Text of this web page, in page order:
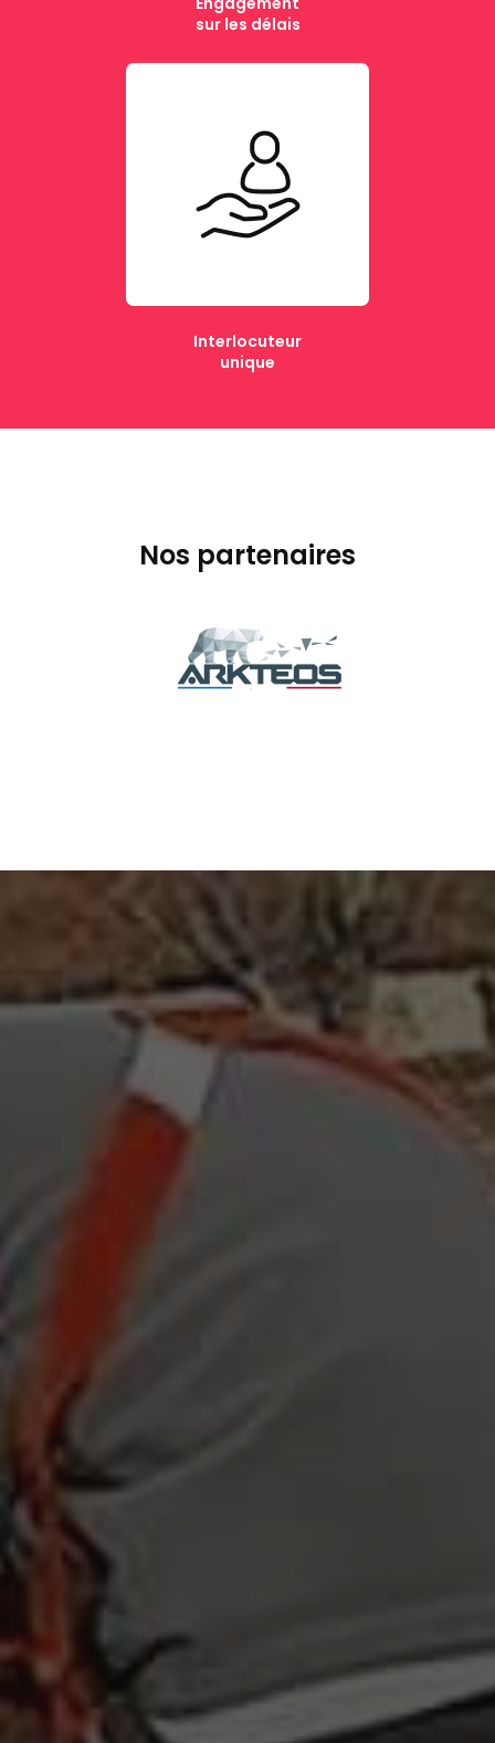
sur les délais
Interlocuteur
unique
Nos partenaires